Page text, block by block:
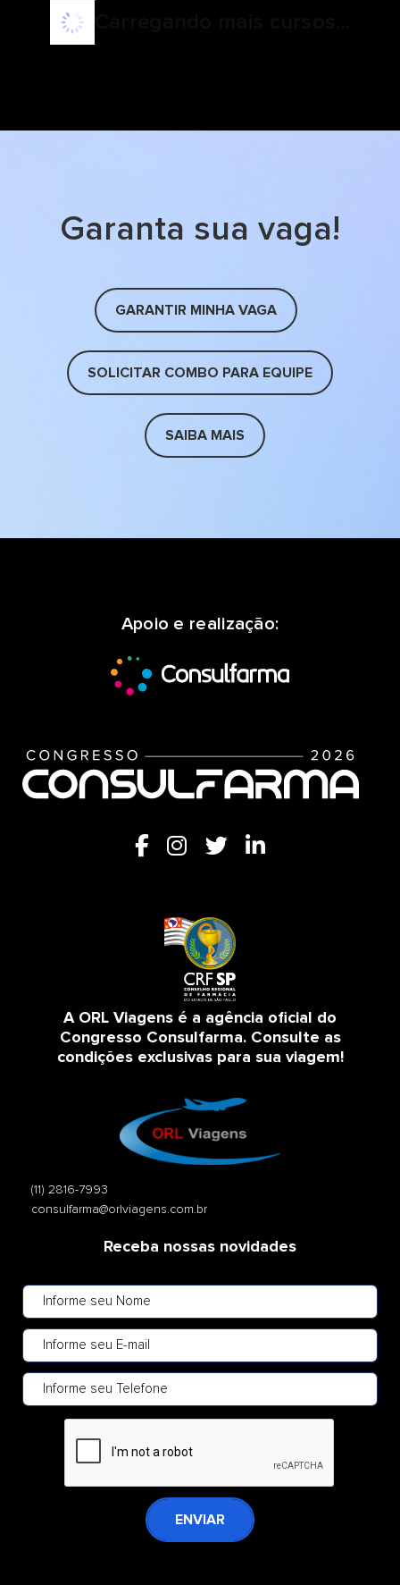
Garanta sua vaga!
GARANTIR MINHA VAGA
SOLICITAR COMBO PARA EQUIPE
SAIBA MAIS
Apoio e realização:
A ORL Viagens é a agência oficial do
Congresso Consulfarma. Consulte as
condições exclusivas para sua viagem!
(11) 2816-7993
consulfarma@orlviagens.com.br
Receba nossas novidades
ENVIAR